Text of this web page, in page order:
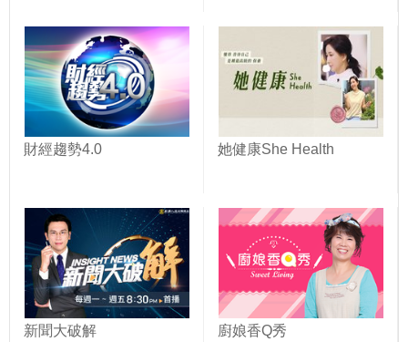
財經趨勢4.0 她健康She Health
新聞大破解 廚娘香Q秀